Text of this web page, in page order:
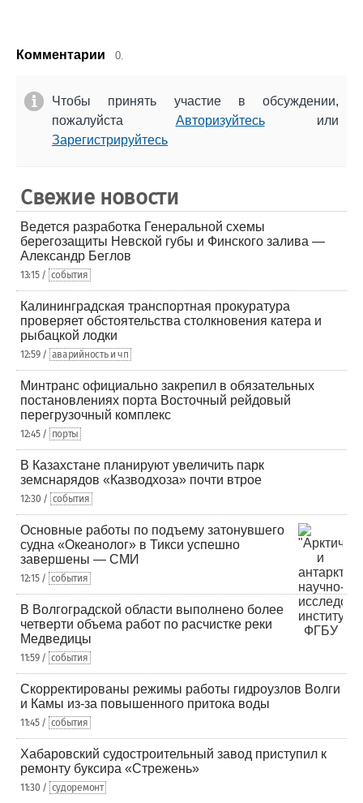
Комментарии 0.
Чтобы принять участие в обсуждении,
пожалуйста Авторизуйтесьили
Зарегистрируйтесь
Свежие новости
Ведется разработка Генеральной схемы
берегозащиты Невской губы и Финского залива —
Александр Беглов
13:15 / события
Калининградская транспортная прокуратура
проверяет обстоятельства столкновения катера и
рыбацкой лодки
12:59 / аварийность и чп
Минтранс официально закрепил в обязательных
постановлениях порта Восточный рейдовый
перегрузочный комплекс
12:45 / порты
В Казахстане планируют увеличить парк
земснарядов «Казводхоза» почти втрое
12:30 / события
Основные работы по подъему затонувшего
судна «Океанолог» в Тикси успешно
завершены — СМИ
12:15 / события
В Волгоградской области выполнено более
четверти объема работ по расчистке реки
Медведицы
11:59 / события
Скорректированы режимы работы гидроузлов Волги
и Камы из-за повышенного притока воды
11:45 / события
Хабаровский судостроительный завод приступил к
ремонту буксира «Стрежень»
11:30 / судоремонт